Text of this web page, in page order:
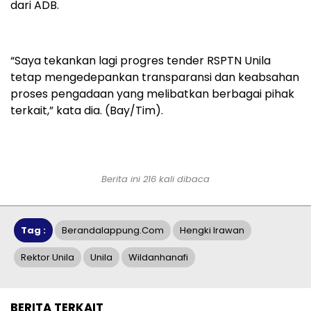
dari ADB.
“Saya tekankan lagi progres tender RSPTN Unila
tetap mengedepankan transparansi dan keabsahan
proses pengadaan yang melibatkan berbagai pihak
terkait,” kata dia. (Bay/Tim).
Berita ini 216 kali dibaca
Tag : Berandalappung.com Hengki Irawan
Rektor Unila Unila Wildanhanafi
BERITA TERKAIT